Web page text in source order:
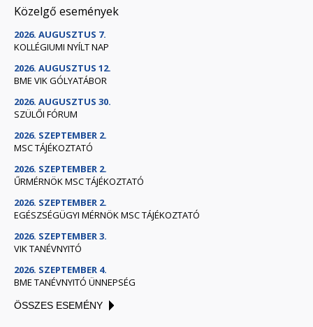
Közelgő események
2026. AUGUSZTUS 7.
KOLLÉGIUMI NYÍLT NAP
2026. AUGUSZTUS 12.
BME VIK GÓLYATÁBOR
2026. AUGUSZTUS 30.
SZÜLŐI FÓRUM
2026. SZEPTEMBER 2.
MSC TÁJÉKOZTATÓ
2026. SZEPTEMBER 2.
ŰRMÉRNÖK MSC TÁJÉKOZTATÓ
2026. SZEPTEMBER 2.
EGÉSZSÉGÜGYI MÉRNÖK MSC TÁJÉKOZTATÓ
2026. SZEPTEMBER 3.
VIK TANÉVNYITÓ
2026. SZEPTEMBER 4.
BME TANÉVNYITÓ ÜNNEPSÉG
ÖSSZES ESEMÉNY